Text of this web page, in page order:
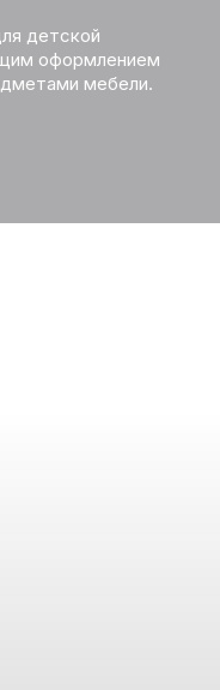
детской
оформлением
мебели.